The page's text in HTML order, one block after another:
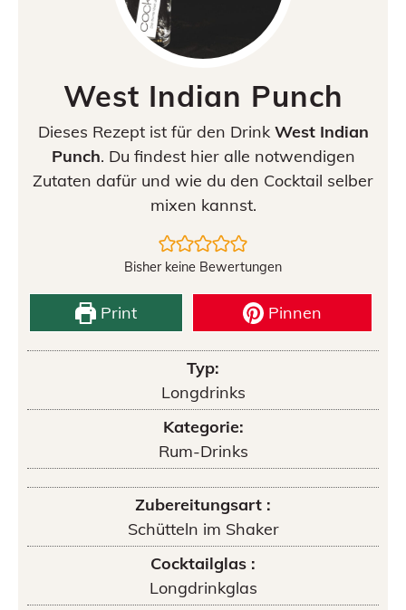
West Indian Punch
Dieses Rezept ist für den Drink West Indian
Punch. Du findest hier alle notwendigen
Zutaten dafür und wie du den Cocktail selber
mixen kannst.
Bisher keine Bewertungen
Print Pinnen
Typ:
Longdrinks
Kategorie:
Rum-Drinks
Zubereitungsart :
Schütteln im Shaker
Cocktailglas :
Longdrinkglas